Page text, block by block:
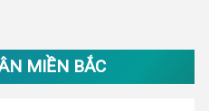
MIỀN BẮC